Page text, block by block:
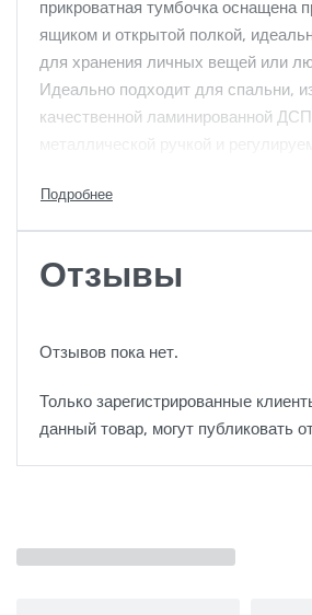
прикроватная тумбочка оснащена
ящиком и открытой полкой,
для хранения личных вещей или
Идеально подходит для спальни,
качественной ламинированной
📏 Размеры: Ш450 x Г350 x В450
📍 Произведено в Молдове
Отзывы
Отзывов пока нет.
Только зарегистрированные
данный товар, могут публиковать